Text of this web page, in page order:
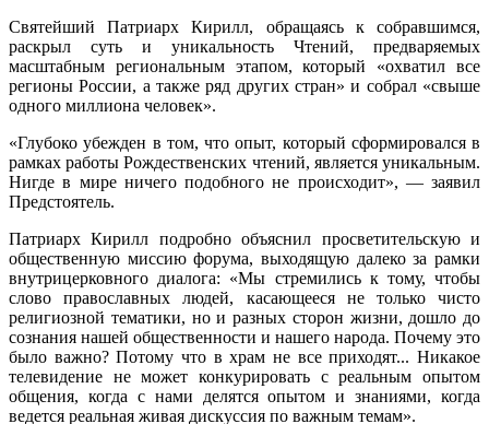
Святейший Патриарх Кирилл, обращаясь к собравшимся,
раскрыл суть и уникальность Чтений, предваряемых
масштабным региональным этапом, который «охватил все
регионы России, а также ряд других стран» и собрал «свыше
одного миллиона человек».
«Глубоко убежден в том, что опыт, который сформировался в
рамках работы Рождественских чтений, является уникальным.
Нигде в мире ничего подобного не происходит», — заявил
Предстоятель.
Патриарх Кирилл подробно объяснил просветительскую и
общественную миссию форума, выходящую далеко за рамки
внутрицерковного диалога: «Мы стремились к тому, чтобы
слово православных людей, касающееся не только чисто
религиозной тематики, но и разных сторон жизни, дошло до
сознания нашей общественности и нашего народа. Почему это
было важно? Потому что в храм не все приходят... Никакое
телевидение не может конкурировать с реальным опытом
общения, когда с нами делятся опытом и знаниями, когда
ведется реальная живая дискуссия по важным темам».